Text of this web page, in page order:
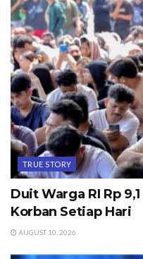
TRUE STORY
Duit Warga RI Rp
Korban Setiap Hari
AUGUST 10, 2026